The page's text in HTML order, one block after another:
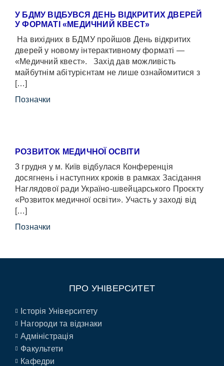
У БДМУ ВІДБУВСЯ ДЕНЬ ВІДКРИТИХ ДВЕРЕЙ
У ФОРМАТІ «МЕДИЧНИЙ КВЕСТ»
На вихідних в БДМУ пройшов День відкритих
дверей у новому інтерактивному форматі —
«Медичний квест». Захід дав можливість
майбутнім абітурієнтам не лише ознайомитися з
[…]
Позначки
РОЗВИТОК МЕДИЧНОЇ ОСВІТИ
3 грудня у м. Київ відбулася Конференція
досягнень і наступних кроків в рамках Засідання
Наглядової ради Україно-швейцарського Проєкту
«Розвиток медичної освіти». Участь у заході від
[…]
Позначки
ПРО УНІВЕРСИТЕТ
Історія Університету
Нагороди та відзнаки
Адміністрація
Факультети
Кафедри